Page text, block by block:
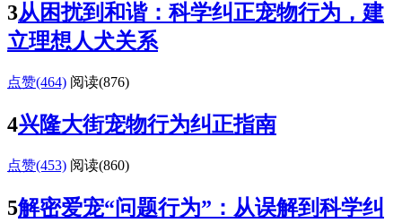
3从困扰到和谐：科学纠正宠物行为，建
立理想人犬关系
点赞(464) 阅读(876)
4兴隆大街宠物行为纠正指南
点赞(453) 阅读(860)
5解密爱宠“问题行为”：从误解到科学纠